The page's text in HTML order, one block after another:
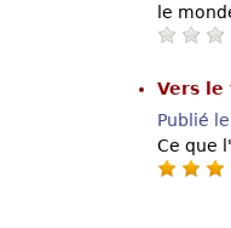
le
Vers le
Publié
Ce que